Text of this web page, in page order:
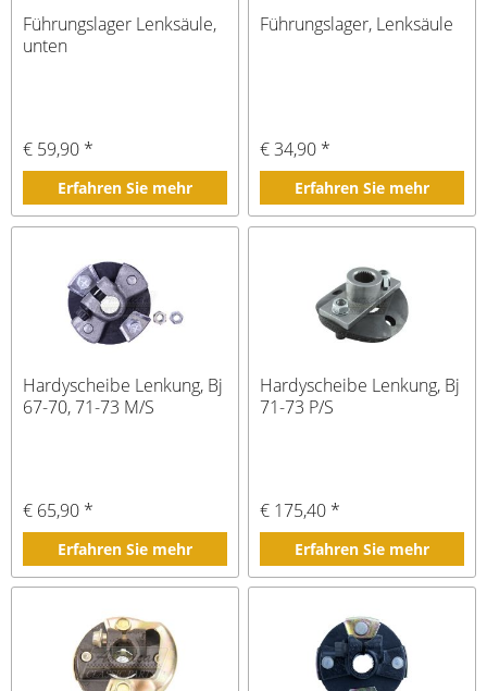
Führungslager Lenksäule,
unten
€ 59,90 *
Erfahren Sie mehr
Führungslager, Lenksäule
€ 34,90 *
Erfahren Sie mehr
Hardyscheibe Lenkung, Bj
67-70, 71-73 M/S
€ 65,90 *
Erfahren Sie mehr
Hardyscheibe Lenkung, Bj
71-73 P/S
€ 175,40 *
Erfahren Sie mehr